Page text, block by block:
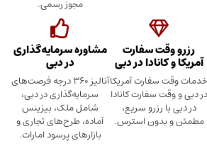
در دبی
آمریکا
کانادا
سریع،
استرس.
مشاوره سرمایه‌گذاری
در دبی
آنالیز ۳۶۰ درجه فرصت‌های
سرمایه‌گذاری در دبی،
شامل ملک، بیزینس
آماده، طرح‌های تجاری و
بازارهای پرسود امارات.